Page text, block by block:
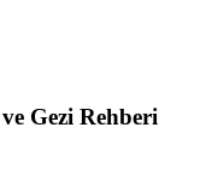
Gezi Rehberi